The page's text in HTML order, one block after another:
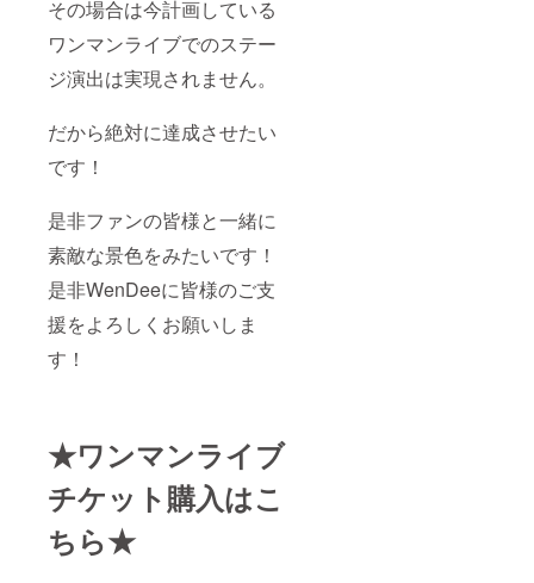
その場合は今計画している
ワンマンライブでのステー
ジ演出は実現されません。
だから絶対に達成させたい
です！
是非ファンの皆様と一緒に
素敵な景色をみたいです！
是非WenDeeに皆様のご支
援をよろしくお願いしま
す！
★ワンマンライブ
チケット購入はこ
ちら★